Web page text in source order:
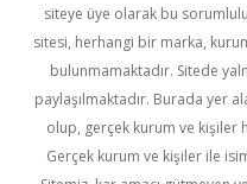
siteye üye olarak bu
sitesi, herhangi bir marka,
bulunmamaktadır. Sitede
paylaşılmaktadır. Burada yer
olup, gerçek kurum ve kişiler
Gerçek kurum ve kişiler ile